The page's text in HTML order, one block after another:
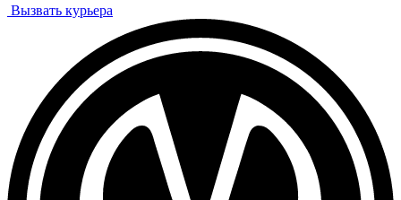
Вызвать курьера